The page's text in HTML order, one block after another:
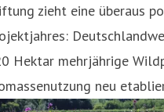
zieht eine überaus
Hektar mehrjährige
neu